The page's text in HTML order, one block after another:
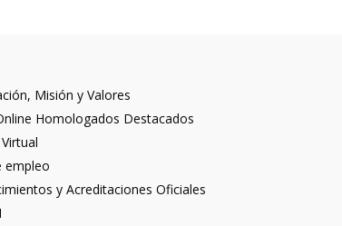
Misión y Valores
Homologados Destacados
empleo
y Acreditaciones Oficiales